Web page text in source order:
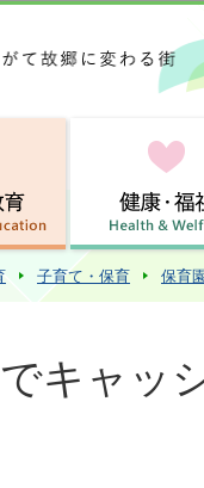
この
子育て・保育 保育
キャッ